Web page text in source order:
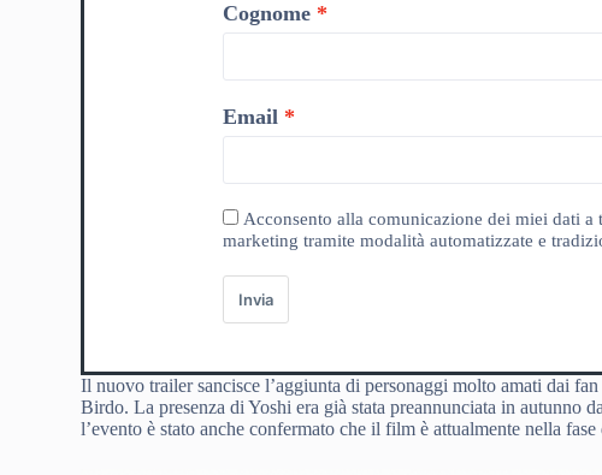
Cognome
Email
Acconsento alla comunicazione dei miei dati
marketing tramite modalità automatizzate e
Invia
Il nuovo trailer sancisce l’aggiunta di personaggi molto amati dai
Birdo. La presenza di Yoshi era già stata preannunciata in autunno
l’evento è stato anche confermato che il film è attualmente nella